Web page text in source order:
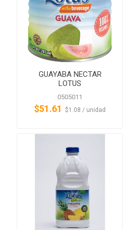
GUAYABA NECTAR
LOTUS
0505011
$51.61 ‏‏‎ ‎‏‏‎ ‎$1.08 / unidad